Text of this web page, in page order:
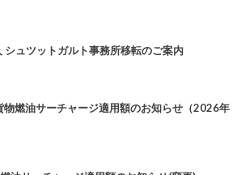
シュツットガルト事務所移転のご案内
物燃油サーチャージ適用額のお知らせ（2026年